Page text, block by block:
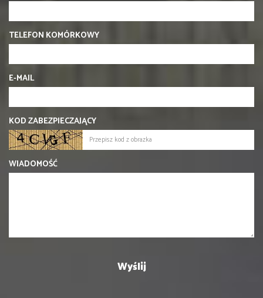
TELEFON KOMÓRKOWY
E-MAIL
KOD ZABEZPIECZAJĄCY
WIADOMOŚĆ